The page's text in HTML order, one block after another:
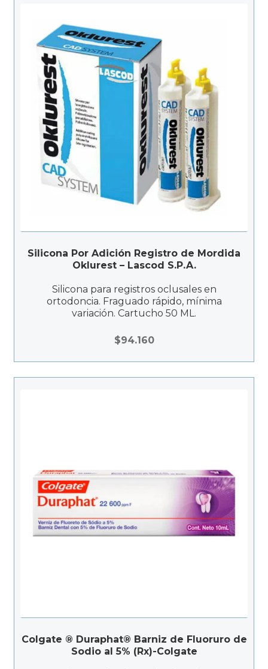
Silicona Por Adición Registro de Mordida
Oklurest – Lascod S.P.A.
Silicona para registros oclusales en
ortodoncia. Fraguado rápido, mínima
variación. Cartucho 50 ML.
$94.160
Colgate ® Duraphat® Barniz de Fluoruro de
Sodio al 5% (Rx)-Colgate